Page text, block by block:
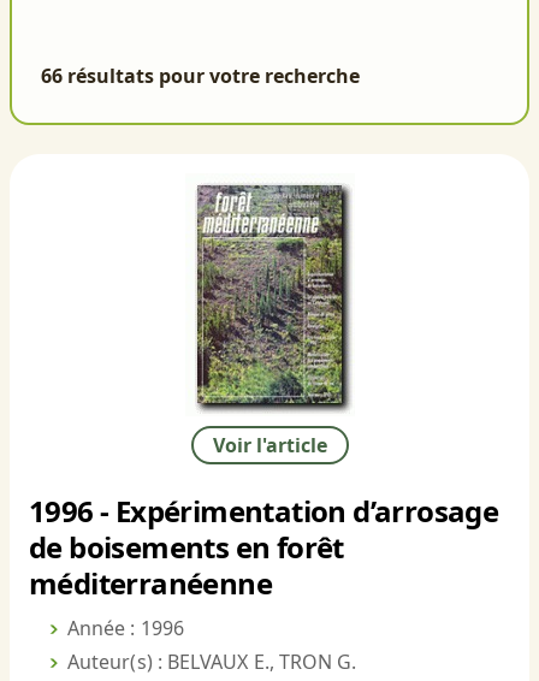
66 résultats pour votre recherche
Voir l'article
1996 - Expérimentation d’arrosage
de boisements en forêt
méditerranéenne
Année : 1996
Auteur(s) : BELVAUX E., TRON G.